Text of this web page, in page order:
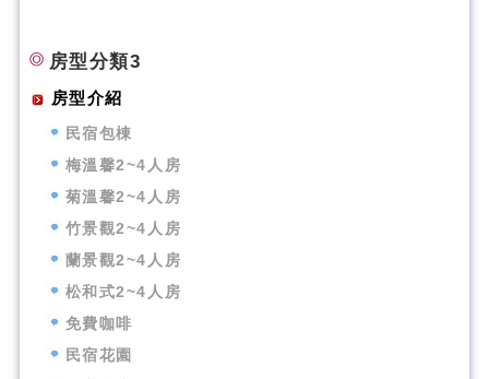
房型分類3
房型介紹
民宿包棟
梅溫馨2~4人房
菊溫馨2~4人房
竹景觀2~4人房
蘭景觀2~4人房
松和式2~4人房
免費咖啡
民宿花園